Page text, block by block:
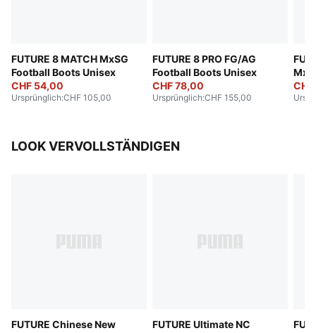
FUTURE 8 MATCH MxSG
Football Boots Unisex
CHF 54,00
Ursprünglich:CHF 105,00
FUTURE 8 PRO FG/AG
Football Boots Unisex
CHF 78,00
Ursprünglich:CHF 155,00
LOOK VERVOLLSTÄNDIGEN
FUTURE Chinese New
FUTURE Ultimate NC